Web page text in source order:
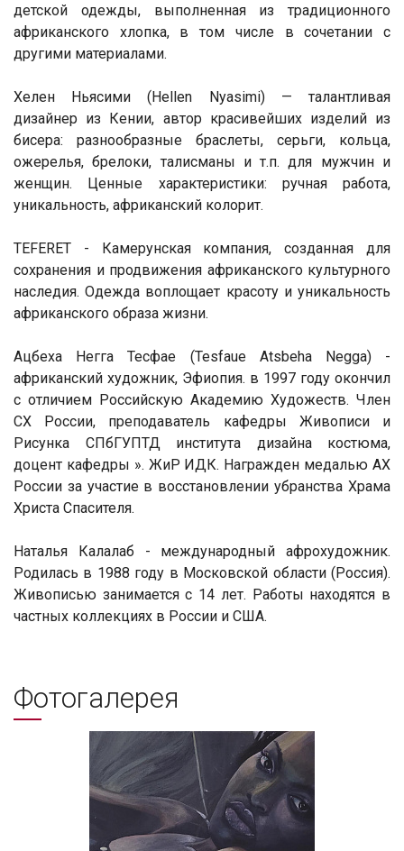
детской одежды, выполненная из традиционного
африканского хлопка, в том числе в сочетании с
другими материалами.
Хелен Ньясими (Hellen Nyasimi) — талантливая
дизайнер из Кении, автор красивейших изделий из
бисера: разнообразные браслеты, серьги, кольца,
ожерелья, брелоки, талисманы и т.п. для мужчин и
женщин. Ценные характеристики: ручная работа,
уникальность, африканский колорит.
TEFERET - Камерунская компания, созданная для
сохранения и продвижения африканского культурного
наследия. Одежда воплощает красоту и уникальность
африканского образа жизни.
Ацбеха Негга Тесфае (Tesfaue Atsbeha Negga) -
африканский художник, Эфиопия. в 1997 году окончил
с отличием Российскую Академию Художеств. Член
СХ России, преподаватель кафедры Живописи и
Рисунка СПбГУПТД института дизайна костюма,
доцент кафедры ». ЖиР ИДК. Награжден медалью АХ
России за участие в восстановлении убранства Храма
Христа Спасителя.
Наталья Калалаб - международный афрохудожник.
Родилась в 1988 году в Московской области (Россия).
Живописью занимается с 14 лет. Работы находятся в
частных коллекциях в России и США.
Фотогалерея